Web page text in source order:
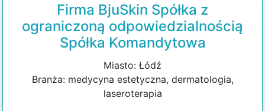
Firma BjuSkin Spółka z
ograniczoną odpowiedzialnością
Spółka Komandytowa
Miasto: Łódź
Branża: medycyna estetyczna, dermatologia,
laseroterapia